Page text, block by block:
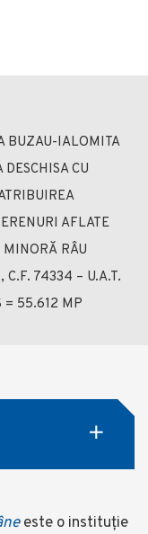
BUZAU-IALOMITA
CU
AFLATE
RÂU
74334 – U.A.T.
= 55.612 MP
este o instituție